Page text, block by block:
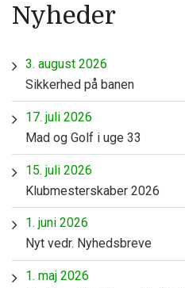
Nyheder
3. august 2026
Sikkerhed på banen
17. juli 2026
Mad og Golf i uge 33
15. juli 2026
Klubmesterskaber 2026
1. juni 2026
Nyt vedr. Nyhedsbreve
1. maj 2026